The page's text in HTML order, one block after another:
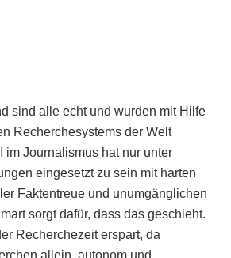
sind alle echt und wurden mit Hilfe
Recherchesystems der Welt
im Journalismus hat nur unter
eingesetzt zu sein mit harten
Faktentreue und unumgänglichen
sorgt dafür, dass das geschieht.
Recherchezeit erspart, da
allein, autonom und